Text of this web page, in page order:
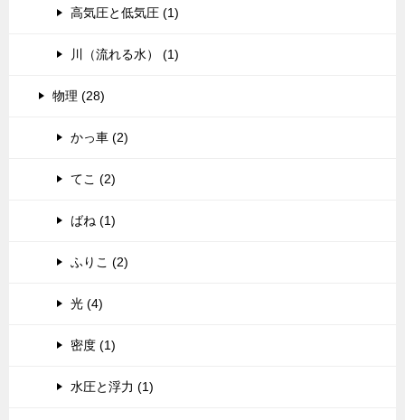
高気圧と低気圧 (1)
川（流れる水） (1)
物理 (28)
かっ車 (2)
てこ (2)
ばね (1)
ふりこ (2)
光 (4)
密度 (1)
水圧と浮力 (1)